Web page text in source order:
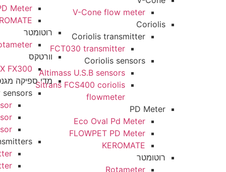
V-Cone flow meter
Coriolis transmitter
FCT030 transmitter
Coriolis sensors
Altimass U.S.B sensors
Sitrans FCS400 coriolis
Eco Oval Pd Meter
FLOWPET PD Meter
FLOWPET PD Meter
רוטומטר
Rotameter
וורטקס
VORTEX FX300
מדי ספיקה מגנטיים
Magnetic Flow sensors
Flow sensor
3100 Sensor
1100 F Sensor
Flow transmitters
transmitter
6000 transmitter